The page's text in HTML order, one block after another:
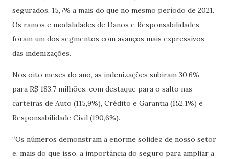
segurados, 15,7% a mais do que no mesmo período de 2021.
Os ramos e modalidades de Danos e Responsabilidades
foram um dos segmentos com avanços mais expressivos
das indenizações.
Nos oito meses do ano, as indenizações subiram 30,6%,
para R$ 183,7 milhões, com destaque para o salto nas
carteiras de Auto (115,9%), Crédito e Garantia (152,1%) e
Responsabilidade Civil (190,6%).
“Os números demonstram a enorme solidez de nosso setor
e, mais do que isso, a importância do seguro para ampliar a